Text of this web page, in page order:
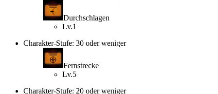
Durchschlagen
Lv.1
Charakter-Stufe: 30 oder weniger
Fernstrecke
Lv.5
Charakter-Stufe: 20 oder weniger